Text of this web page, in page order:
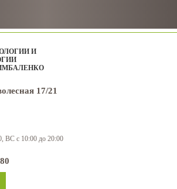
И
17/21
ВС с 10:00 до 20:00